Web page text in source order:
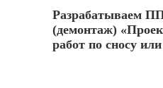
Разрабатываем
(демонтаж)
работ по сносу